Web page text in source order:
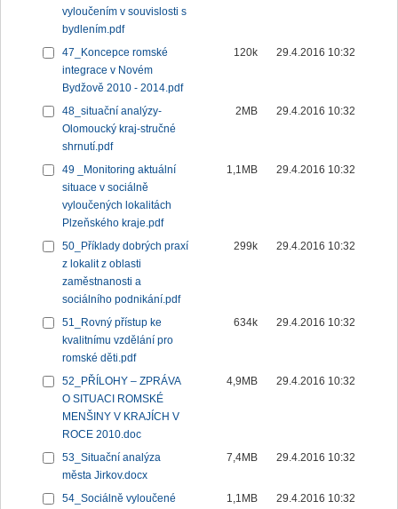
vyloučením v souvislosti s
bydlením.pdf
47_Koncepce romské
integrace v Novém
Bydžově 2010 - 2014.pdf
120k 29.4.2016 10:32
48_situační analýzy-
Olomoucký kraj-stručné
shrnutí.pdf
2MB 29.4.2016 10:32
49 _Monitoring aktuální
situace v sociálně
vyloučených lokalitách
Plzeňského kraje.pdf
1,1MB 29.4.2016 10:32
50_Příklady dobrých praxí
z lokalit z oblasti
zaměstnanosti a
sociálního podnikání.pdf
299k 29.4.2016 10:32
51_Rovný přístup ke
kvalitnímu vzdělání pro
romské děti.pdf
634k 29.4.2016 10:32
52_PŘÍLOHY – ZPRÁVA
O SITUACI ROMSKÉ
MENŠINY V KRAJÍCH V
ROCE 2010.doc
4,9MB 29.4.2016 10:32
53_Situační analýza
města Jirkov.docx
7,4MB 29.4.2016 10:32
54_Sociálně vyloučené
1,1MB 29.4.2016 10:32